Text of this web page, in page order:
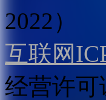
2022）
互联网
经营许可